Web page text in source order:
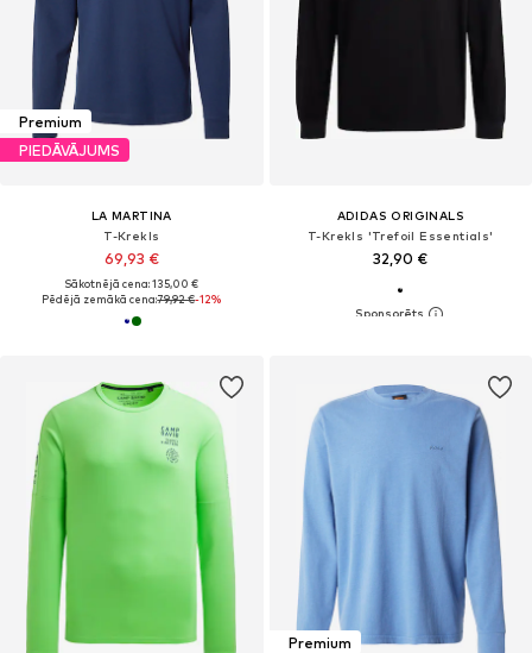
Premium
PIEDĀVĀJUMS
LA MARTINA
T-Krekls
69,93 €
Sākotnējā cena: 135,00 €
Pēdējā zemākā cena:79,92 €-12%
ADIDAS ORIGINALS
T-Krekls 'Trefoil Essentials'
32,90 €
Premium